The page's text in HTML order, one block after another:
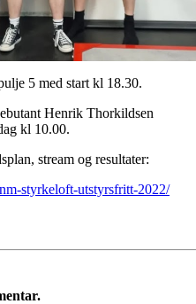
5 med start kl 18.30.
Henrik Thorkildsen
kl 10.00.
stream og resultater:
styrkeloft-utstyrsfritt-2022/